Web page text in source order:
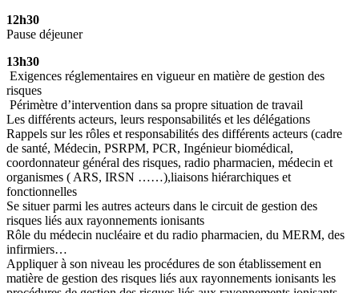
12h30
Pause déjeuner
13h30
Exigences réglementaires en vigueur en matière de gestion des
risques
Périmètre d’intervention dans sa propre situation de travail
Les différents acteurs, leurs responsabilités et les délégations
Rappels sur les rôles et responsabilités des différents acteurs (cadre
de santé, Médecin, PSRPM, PCR, Ingénieur biomédical,
coordonnateur général des risques, radio pharmacien, médecin et
organismes ( ARS, IRSN ……),liaisons hiérarchiques et
fonctionnelles
Se situer parmi les autres acteurs dans le circuit de gestion des
risques liés aux rayonnements ionisants
Rôle du médecin nucléaire et du radio pharmacien, du MERM, des
infirmiers…
Appliquer à son niveau les procédures de son établissement en
matière de gestion des risques liés aux rayonnements ionisants les